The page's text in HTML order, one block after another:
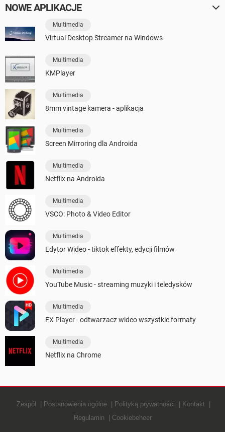
NOWE APLIKACJE
Multimedia
Virtual Desktop Streamer na Windows
Multimedia
KMPlayer
Multimedia
8mm vintage kamera - aplikacja
Multimedia
Screen Mirroring dla Androida
Multimedia
Netflix na Androida
Multimedia
VSCO: Photo & Video Editor
Multimedia
Edytor Wideo - tiktok effekty, edycji filmów
Multimedia
YouTube Music - streaming muzyki i teledysków
Multimedia
FX Player - odtwarzacz wideo wszystkie formaty
Multimedia
Netflix na Chrome
Zespół Postanowienia ogólne Polityką prywatności
Kontakt
Regulamin
Cookiebeheer